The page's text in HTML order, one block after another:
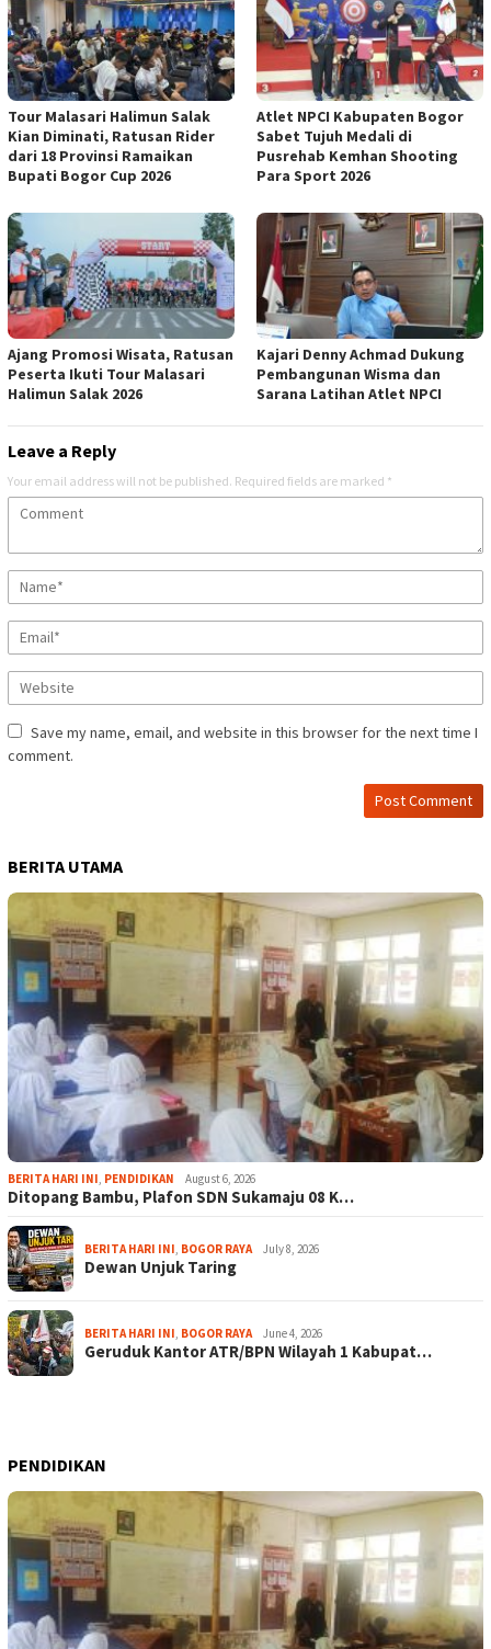
Tour Malasari Halimun Salak
Kian Diminati, Ratusan Rider
dari 18 Provinsi Ramaikan
Bupati Bogor Cup 2026
Atlet NPCI Kabupaten Bogor
Sabet Tujuh Medali di
Pusrehab Kemhan Shooting
Para Sport 2026
Ajang Promosi Wisata, Ratusan
Peserta Ikuti Tour Malasari
Halimun Salak 2026
Kajari Denny Achmad Dukung
Pembangunan Wisma dan
Sarana Latihan Atlet NPCI
Leave a Reply
Your email address will not be published. Required fields are marked *
Save my name, email, and website in this browser for the next time I
comment.
BERITA UTAMA
BERITA HARI INI, PENDIDIKAN August 6, 2026
Ditopang Bambu, Plafon SDN Sukamaju 08 K…
BERITA HARI INI, BOGOR RAYA July 8, 2026
Dewan Unjuk Taring
BERITA HARI INI, BOGOR RAYA June 4, 2026
Geruduk Kantor ATR/BPN Wilayah 1 Kabupat…
PENDIDIKAN